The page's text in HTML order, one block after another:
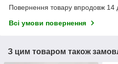
Повернення товару впродовж 14
Всі умови повернення
З цим товаром також